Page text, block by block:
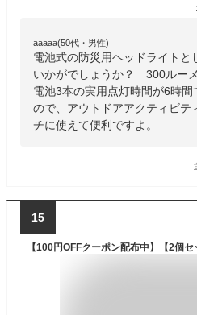
aaaaa(50代・男性)
電池式の防災用ヘッドライトと
いかがでしょうか？ 300ルー
電池3本の実用点灯時間が6時
ので、アウトドアアクティビテ
チに使えて便利ですよ。
15